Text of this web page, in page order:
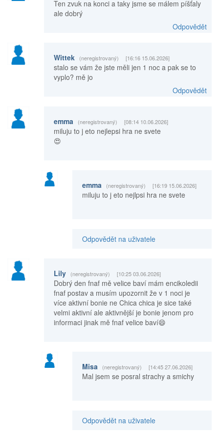
Ten zvuk na konci a taky jsme se málem píšťaly
ale dobrý
Odpovědět
Wittek (neregistrovaný) [16:16 15.06.2026]
stalo se vám že jste měli jen 1 noc a pak se to
vyplo? mě jo
Odpovědět
emma (neregistrovaný) [08:14 10.06.2026]
miluju to j eto nejlepsi hra ne svete
😍
emma (neregistrovaný) [16:19 15.06.2026]
miluju to j eto nejlpsi hra ne svete
Odpovědět na uživatele
Lily (neregistrovaný) [10:25 03.06.2026]
Dobrý den fnaf mě velice baví mám encikoledii
fnaf postav a musím upozornit že v 1 noci je
více aktivní bonie ne Chica chica je sice také
velmi aktivní ale aktivnější je bonie jenom pro
informaci jinak mě fnaf velice baví😄
Misa (neregistrovaný) [14:45 27.06.2026]
Mal jsem se posral strachy a smichy
Odpovědět na uživatele